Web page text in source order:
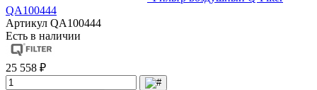
QA100444
Артикул QA100444
Есть в наличии
25 558 ₽